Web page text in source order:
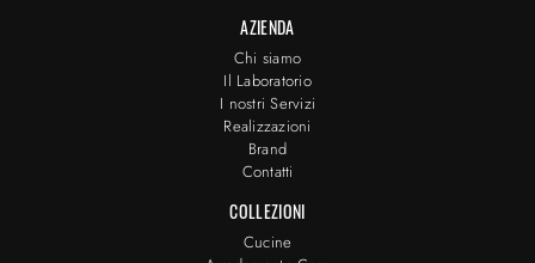
AZIENDA
Chi siamo
Il Laboratorio
I nostri Servizi
Realizzazioni
Brand
Contatti
COLLEZIONI
Cucine